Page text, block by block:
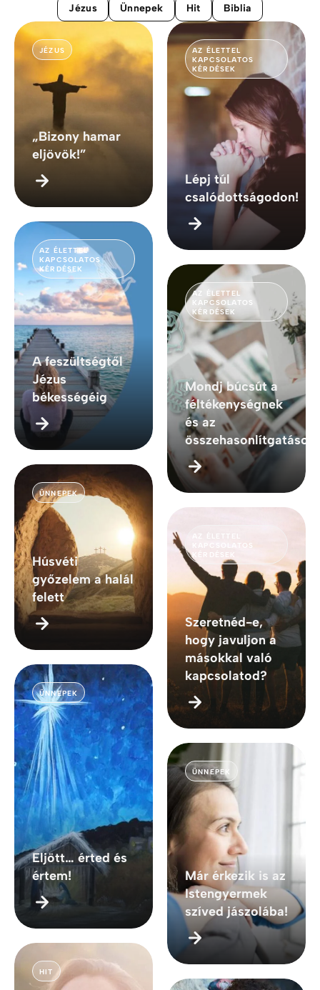
Jézus Ünnepek Hit Biblia
JÉZUS
„Bizony hamar
eljövök!”
AZ ÉLETTEL
KAPCSOLATOS
KÉRDÉSEK
Lépj túl
csalódottságodon!
AZ ÉLETTEL
KAPCSOLATOS
KÉRDÉSEK
A feszültségtől
Jézus
békességéig
AZ ÉLETTEL
KAPCSOLATOS
KÉRDÉSEK
Mondj búcsút a
féltékenységnek
és az
ÜNNEPEK
Húsvéti
győzelem a halál
felett
AZ ÉLETTEL
KAPCSOLATOS
KÉRDÉSEK
Szeretnéd-e,
hogy javuljon a
másokkal való
kapcsolatod?
ÜNNEPEK
Eljött… érted és
értem!
ÜNNEPEK
Már érkezik is az
Istengyermek
szíved jászolába!
HIT